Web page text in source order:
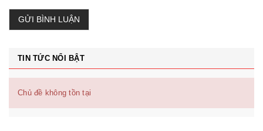
GỬI BÌNH LUẬN
TIN TỨC NỔI BẬT
Chủ đề không tồn tại